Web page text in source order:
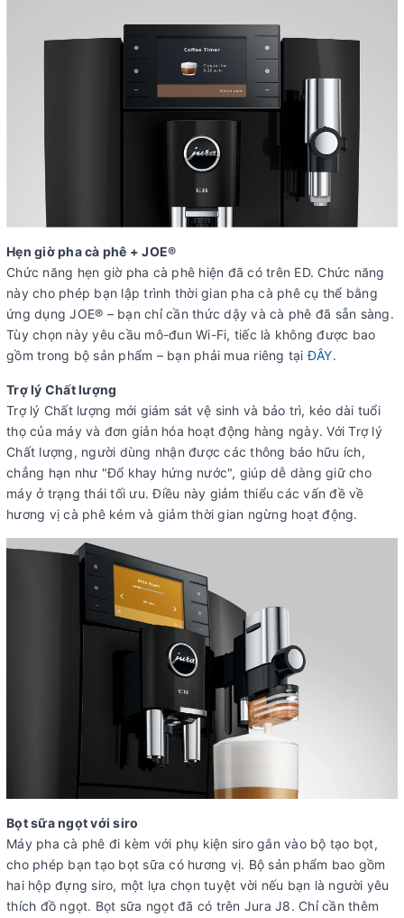
Hẹn giờ pha cà phê + JOE®
Chức năng hẹn giờ pha cà phê hiện đã có trên ED. Chức năng
này cho phép bạn lập trình thời gian pha cà phê cụ thể bằng
ứng dụng JOE® – bạn chỉ cần thức dậy và cà phê đã sẵn sàng.
Tùy chọn này yêu cầu mô-đun Wi-Fi, tiếc là không được bao
gồm trong bộ sản phẩm – bạn phải mua riêng tạiĐÂY.
Trợ lý Chất lượng
Trợ lý Chất lượng mới giám sát vệ sinh và bảo trì, kéo dài tuổi
thọ của máy và đơn giản hóa hoạt động hàng ngày. Với Trợ lý
Chất lượng, người dùng nhận được các thông báo hữu ích,
chẳng hạn như "Đổ khay hứng nước", giúp dễ dàng giữ cho
máy ở trạng thái tối ưu. Điều này giảm thiểu các vấn đề về
hương vị cà phê kém và giảm thời gian ngừng hoạt động.
Bọt sữa ngọt với siro
Máy pha cà phê đi kèm với phụ kiện siro gắn vào bộ tạo bọt,
cho phép bạn tạo bọt sữa có hương vị. Bộ sản phẩm bao gồm
hai hộp đựng siro, một lựa chọn tuyệt vời nếu bạn là người yêu
thích đồ ngọt. Bọt sữa ngọt đã có trên Jura J8. Chỉ cần thêm